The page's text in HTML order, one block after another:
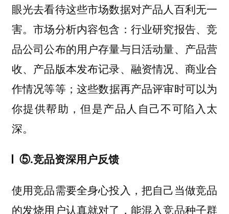
眼光去看待这些市场数据对产品人百利无一
害。市场分析内容包含：行业研究报告、竞
品公司公布的用户存量与日活动量、产品营
收、产品版本发布记录、融资情况、商业合
作情况等等；这些数据再产品评审时可以为
你提供帮助，但是产品人自己不可陷入太
深。
⑤.竞品资深用户反馈
使用竞品需要全身心投入，把自己当做竞品
的发烧用户认真就对了，能混入竞品种子群